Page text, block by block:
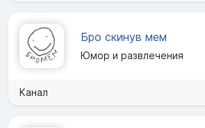
Бро скинув мем
Юмор и развлечения
Канал